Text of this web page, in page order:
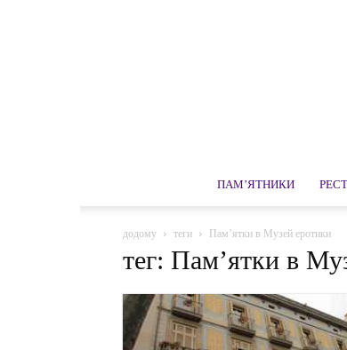
ПАМ’ЯТНИКИ
додому теги Пам’ятки в Музей еротики
тег: Пам’ятки в